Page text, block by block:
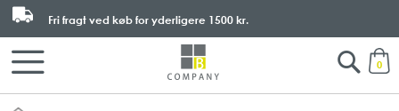
0
Fri fragt ved køb for yderligere 1500 kr.
Search